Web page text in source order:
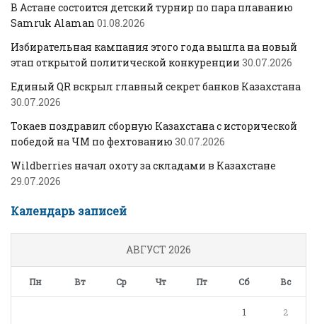
В Астане состоится детский турнир по пара плаванию
Samruk Alaman 01.08.2026
Избирательная кампания этого года вышла на новый
этап открытой политической конкуренции 30.07.2026
Единый QR вскрыл главный секрет банков Казахстана
30.07.2026
Токаев поздравил сборную Казахстана с исторической
победой на ЧМ по фехтованию 30.07.2026
Wildberries начал охоту за складами в Казахстане
29.07.2026
Календарь записей
АВГУСТ 2026
Пн Вт Ср Чт Пт Сб Вс
1 2